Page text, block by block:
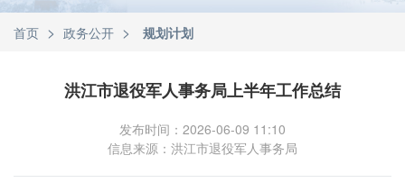
首页 > 政务公开 > 规划计划
洪江市退役军人事务局上半年工作总结
发布时间：2026-06-09 11:10
信息来源：洪江市退役军人事务局